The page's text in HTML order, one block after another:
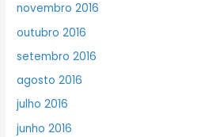
novembro 2016
outubro 2016
setembro 2016
agosto 2016
julho 2016
junho 2016